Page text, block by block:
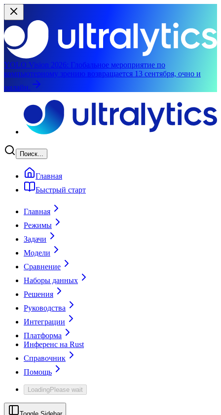
YOLO Vision 2026: Глобальное мероприятие по
компьютерному зрению возвращается 13 сентября, очно и
онлайн.
Поиск...
Главная
Быстрый старт
Главная
Режимы
Задачи
Модели
Сравнение
Наборы данных
Решения
Руководства
Интеграции
Платформа
Инференс на Rust
Справочник
Помощь
LoadingPlease wait